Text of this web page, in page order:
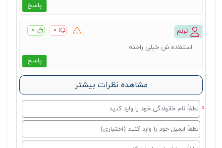
پاسخ
ترنم ۰ ۰
پاسخ
استفاده ش خیلی راحته
مشاهده نظرات بیشتر